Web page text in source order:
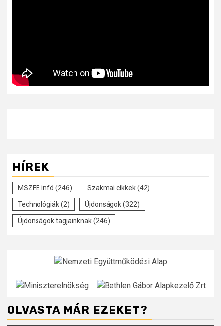
HÍREK
MSZFE infó (246) Szakmai cikkek(42)
Technológiák(2) Újdonságok(322)
Újdonságok tagjainknak(246)
OLVASTA MÁR EZEKET?